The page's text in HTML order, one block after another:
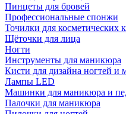
Пинцеты для бровей
Профессиональные спонжи
Точилки для косметических
Щёточки для лица
Ногти
Инструменты для маникюра
Кисти для дизайна ногтей и
Лампы LED
Машинки для маникюра и
Палочки для маникюра